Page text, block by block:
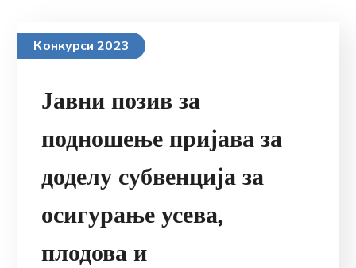
Конкурси 2023
Јавни позив за
подношење пријава за
доделу субвенција за
осигурање усева,
плодова и